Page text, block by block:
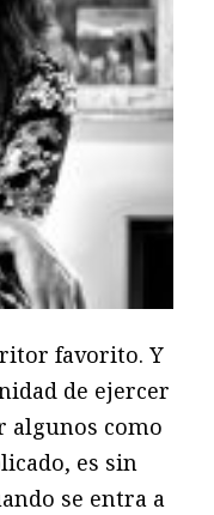
favorito. Y
de ejercer
algunos como
es sin
se entra a